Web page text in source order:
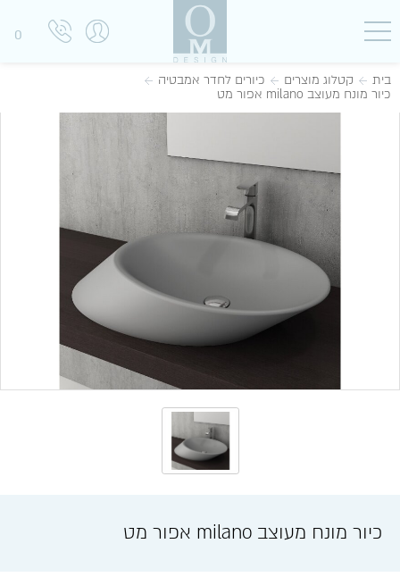
0
בית קטלוג מוצרים
כיורים לחדר אמבטיה
כיור מונח מעוצב milano אפור מט
כיור מונח מעוצב milano אפור מט